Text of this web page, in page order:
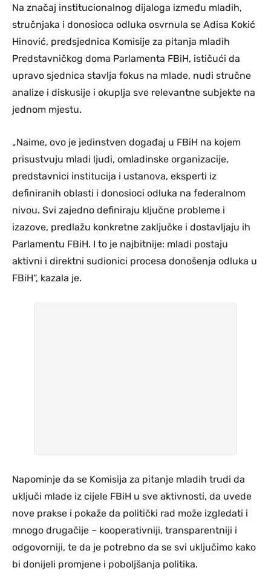
Na značaj institucionalnog dijaloga između mladih,
stručnjaka i donosioca odluka osvrnula se Adisa Kokić
Hinović, predsjednica Komisije za pitanja mladih
Predstavničkog doma Parlamenta FBiH, ističući da
upravo sjednica stavlja fokus na mlade, nudi stručne
analize i diskusije i okuplja sve relevantne subjekte na
jednom mjestu.
„Naime, ovo je jedinstven događaj u FBiH na kojem
prisustvuju mladi ljudi, omladinske organizacije,
predstavnici institucija i ustanova, eksperti iz
definiranih oblasti i donosioci odluka na federalnom
nivou. Svi zajedno definiraju ključne probleme i
izazove, predlažu konkretne zaključke i dostavljaju ih
Parlamentu FBiH. I to je najbitnije: mladi postaju
aktivni i direktni sudionici procesa donošenja odluka u
FBiH“, kazala je.
Napominje da se Komisija za pitanje mladih trudi da
uključi mlade iz cijele FBiH u sve aktivnosti, da uvede
nove prakse i pokaže da politički rad može izgledati i
mnogo drugačije – kooperativniji, transparentniji i
odgovorniji, te da je potrebno da se svi uključimo kako
bi donijeli promjene i poboljšanja politika.